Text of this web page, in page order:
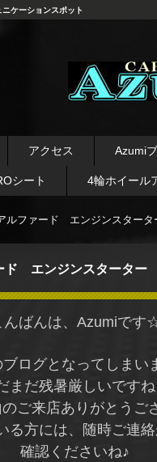
イール デ
ーディ
ケーションスポット
アクセス Azumi
シート 4輪ホイール
ルファード エンジンスター
ド エンジンスターター
んばんは、Azumiです
ログとなってしまい
まだ残暑厳しいですね
ご来店ありがとうご
る方には、随時ご連
確認くださいね♪